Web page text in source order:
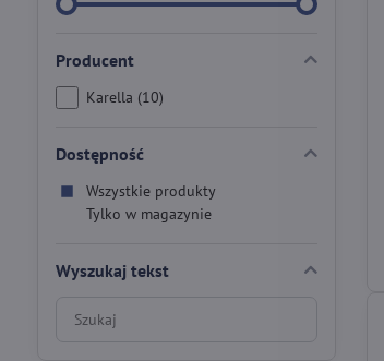
Producent
Karella (10)
Dostępność
Wszystkie produkty
Tylko w magazynie
Wyszukaj tekst
Wyniki